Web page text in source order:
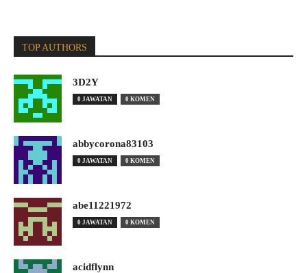
TOP AUTHORS
3D2Y
0 JAWATAN 0 KOMEN
abbycorona83103
0 JAWATAN 0 KOMEN
abe11221972
0 JAWATAN 0 KOMEN
acidflynn